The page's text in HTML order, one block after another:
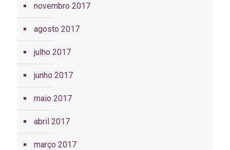
novembro 2017
agosto 2017
julho 2017
junho 2017
maio 2017
abril 2017
março 2017